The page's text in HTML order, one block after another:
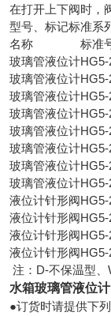
在打开上下阀时，
型号、标记标准系
名称
标准
玻璃管液位计
玻璃管液位计
玻璃管液位计
玻璃管液位计
玻璃管液位计
玻璃管液位计
玻璃管液位计
玻璃管液位计
液位计针形阀
液位计针形阀
液位计针形阀
液位计针形阀
注：D-不保温型
水箱玻璃管液位计
●订货时请提供下